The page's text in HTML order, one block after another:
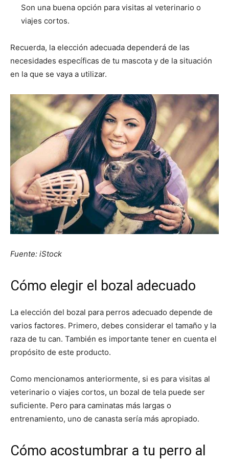
Son una buena opción para visitas al veterinario o
viajes cortos.
Recuerda, la elección adecuada dependerá de las
necesidades específicas de tu mascota y de la situación
en la que se vaya a utilizar.
Fuente: iStock
Cómo elegir el bozal adecuado
La elección del bozal para perros adecuado depende de
varios factores. Primero, debes considerar el tamaño y la
raza de tu can. También es importante tener en cuenta el
propósito de este producto.
Como mencionamos anteriormente, si es para visitas al
veterinario o viajes cortos, un bozal de tela puede ser
suficiente. Pero para caminatas más largas o
entrenamiento, uno de canasta sería más apropiado.
Cómo acostumbrar a tu perro al